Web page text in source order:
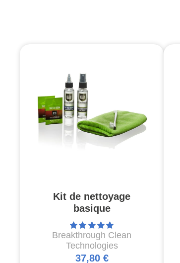
Kit de nettoyage
basique
Breakthrough Clean
Technologies
37,80 €